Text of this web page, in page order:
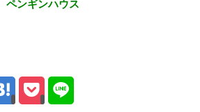
ンギンハウス